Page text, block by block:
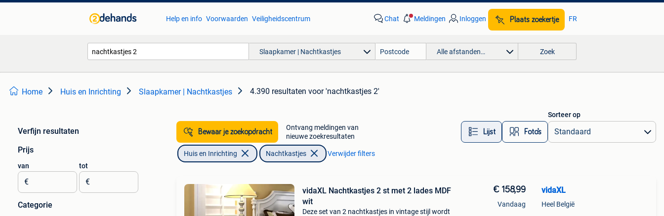
Help en info Voorwaarden Veiligheidscentrum Chat Meldingen Inloggen Plaats zoekertje FR
Slaapkamer | Nachtkastjes Alle afstanden… Zoek
Home Huis en Inrichting Slaapkamer | Nachtkastjes 4.390 resultaten voor 'nachtkastjes 2'
Verfijn resultaten
Prijs
van
€
tot
€
Categorie
Bewaar je zoekopdracht
Ontvang meldingen van
nieuwe zoekresultaten
Lijst Foto’s
Sorteer op
Huis en Inrichting Nachtkastjes Verwijder filters
vidaXL Nachtkastjes 2 st met 2 lades MDF
wit
Deze set van 2 nachtkastjes in vintage stijl wordt
€ 158,99
Vandaag
vidaXL
Heel België